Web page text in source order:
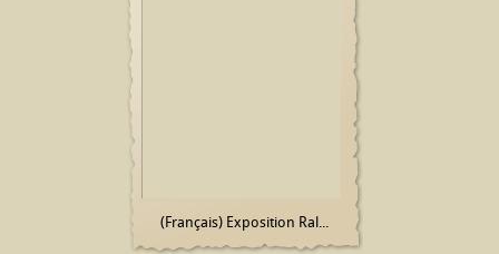
(Français) Exposition Ral...